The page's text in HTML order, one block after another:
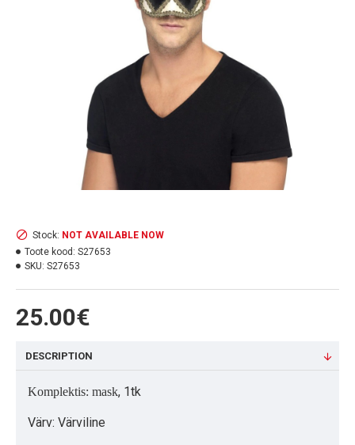
25.00€
Stock: NOT AVAILABLE NOW
Toote kood: S27653
SKU: S27653
DESCRIPTION
Komplektis: mask, 1tk
Värv: Värviline